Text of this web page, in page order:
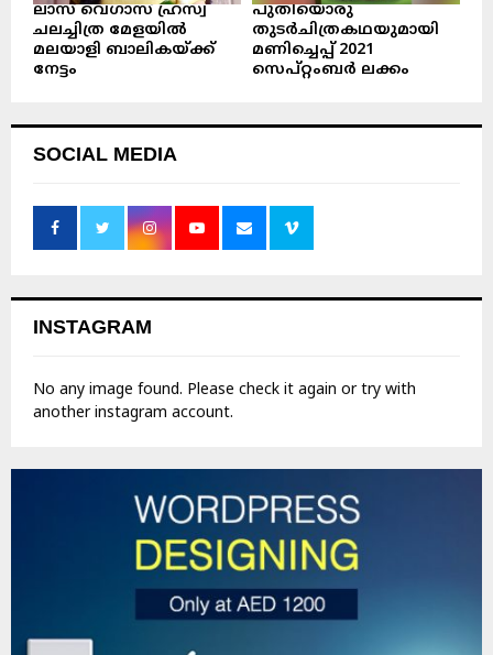
ലാസ് വെഗാസ് ഹ്രസ്വ
ചലച്ചിത്ര മേളയിൽ
മലയാളി ബാലികയ്ക്ക്
നേട്ടം
പുതിയൊരു
തുടർചിത്രകഥയുമായി
മണിച്ചെപ്പ് 2021
സെപ്റ്റംബർ ലക്കം
SOCIAL MEDIA
INSTAGRAM
No any image found. Please check it again or try with
another instagram account.